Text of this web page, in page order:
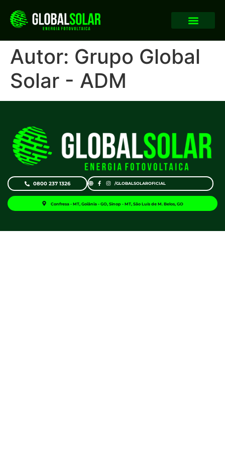
Autor: Grupo Global
Solar - ADM
0800 237 1326 /GLOBALSOLAROFICIAL
Confresa - MT, Goiânia - GO, Sinop - MT, São Luís de M. Belos, GO